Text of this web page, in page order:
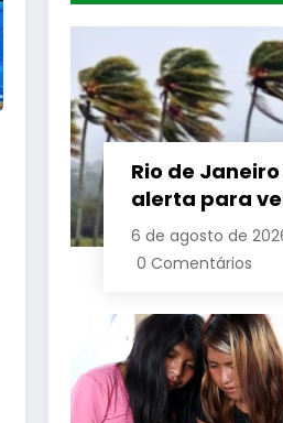
Rio de
alerta para
110 km/h com
frente fria
6 de agosto de
0 Comentários